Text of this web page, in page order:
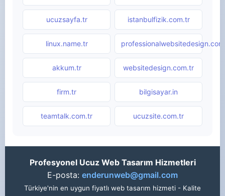
ucuzsayfa.tr istanbulfizik.com.tr
linux.name.tr
akkum.tr websitedesign.com.tr
firm.tr bilgisayar.in
teamtalk.com.tr ucuzsite.com.tr
Profesyonel Ucuz Web Tasarım Hizmetleri
E-posta: enderunweb@gmail.com
Türkiye'nin en uygun fiyatlı web tasarım hizmeti - Kalite